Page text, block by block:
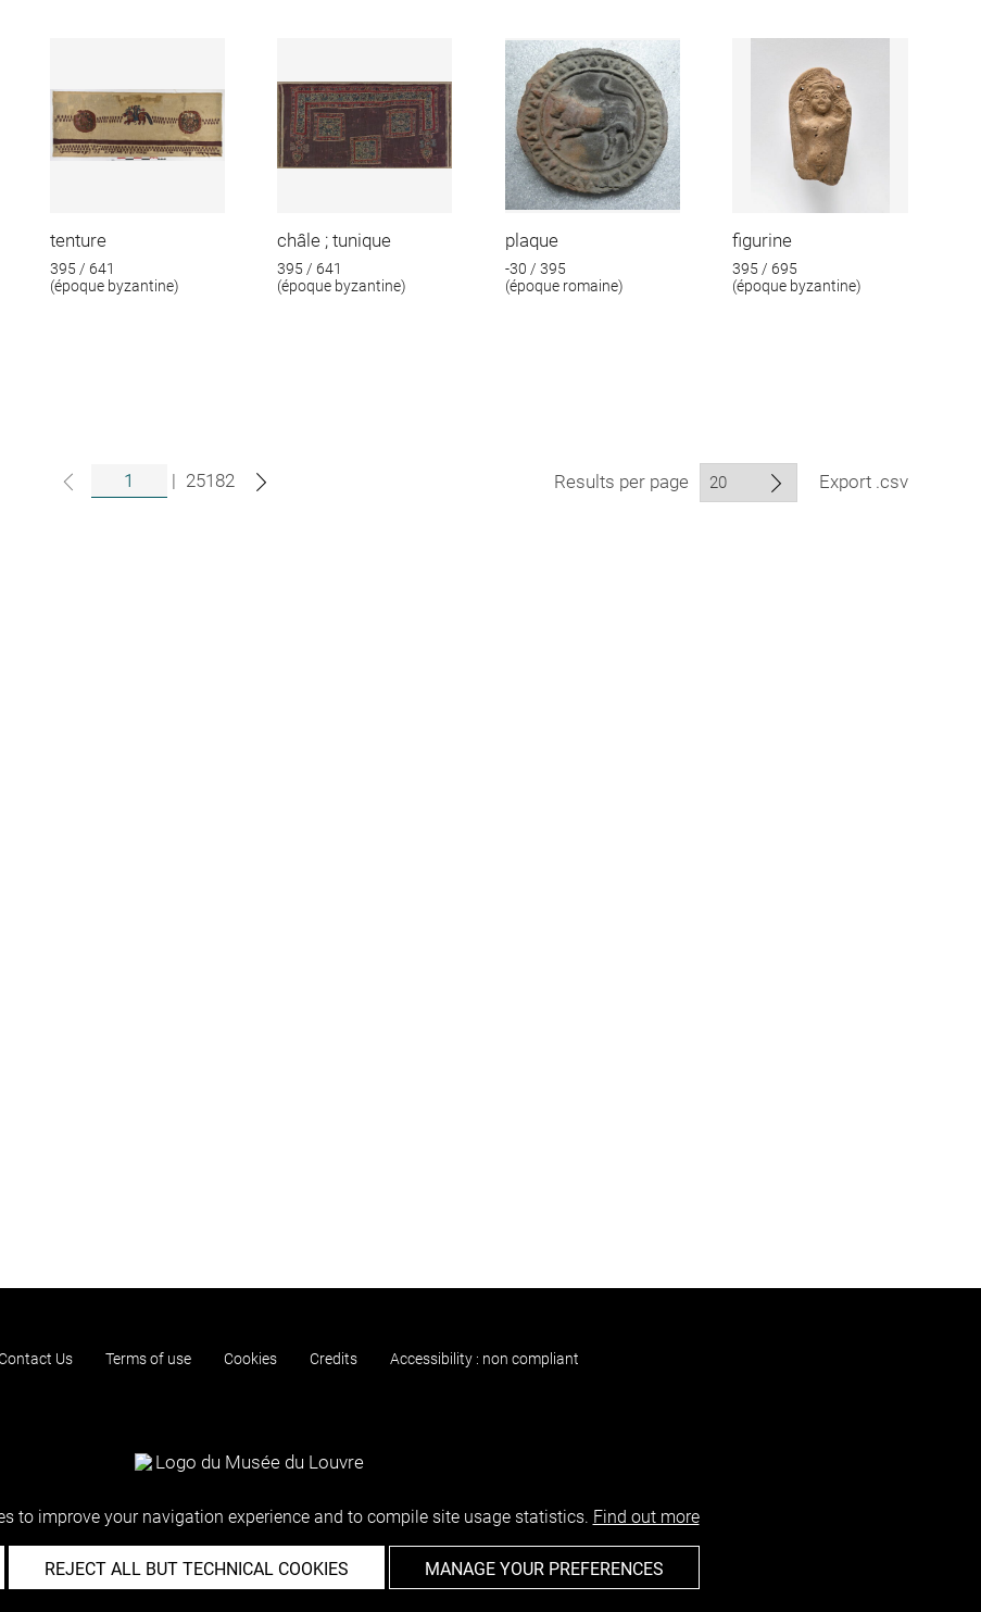
tenture
395 / 641
(époque byzantine)
châle ; tunique
395 / 641
(époque byzantine)
plaque
-30 / 395
(époque romaine)
figurine
395 / 695
(époque byzantine)
| 25182 Results per page Export .csv
Us Terms of use Cookies Credits Accessibility : non compliant
to improve your navigation experience and to compile site usage statistics. Find out more
REJECT ALL BUT TECHNICAL COOKIES MANAGE YOUR PREFERENCES